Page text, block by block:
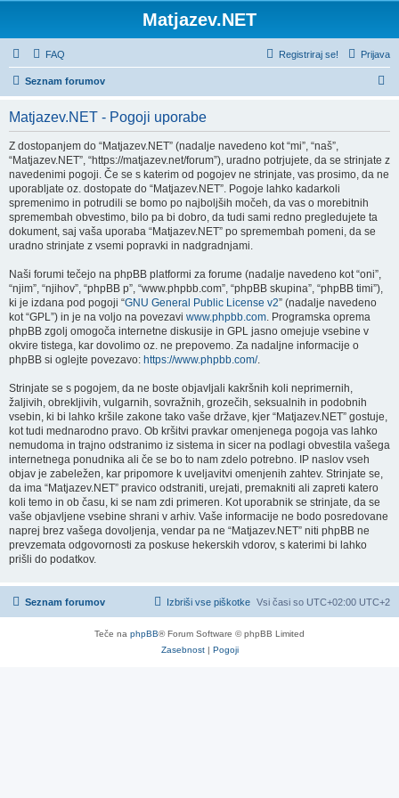
Matjazev.NET
FAQ Prijava
Registriraj se!
Seznam forumov
n
Matjazev.NET - Pogoji uporabe
Z dostopanjem do “Matjazev.NET” (nadalje navedeno kot “mi”, “naš”,
“Matjazev.NET”, “https://matjazev.net/forum”), uradno potrjujete, da se strinjate z
navedenimi pogoji. Če se s katerim od pogojev ne strinjate, vas prosimo, da ne
uporabljate oz. dostopate do “Matjazev.NET”. Pogoje lahko kadarkoli
spremenimo in potrudili se bomo po najboljših močeh, da vas o morebitnih
spremembah obvestimo, bilo pa bi dobro, da tudi sami redno pregledujete ta
dokument, saj vaša uporaba “Matjazev.NET” po spremembah pomeni, da se
uradno strinjate z vsemi popravki in nadgradnjami.
Naši forumi tečejo na phpBB platformi za forume (nadalje navedeno kot “oni”,
“njim”, “njihov”, “phpBB p”, “www.phpbb.com”, “phpBB skupina”, “phpBB timi”),
ki je izdana pod pogoji “GNU General Public License v2” (nadalje navedeno
kot “GPL”) in je na voljo na povezavi www.phpbb.com. Programska oprema
phpBB zgolj omogoča internetne diskusije in GPL jasno omejuje vsebine v
okvire tistega, kar dovolimo oz. ne prepovemo. Za nadaljne informacije o
phpBB si oglejte povezavo: https://www.phpbb.com/.
Strinjate se s pogojem, da ne boste objavljali kakršnih koli neprimernih,
žaljivih, obrekljivih, vulgarnih, sovražnih, grozečih, seksualnih in podobnih
vsebin, ki bi lahko kršile zakone tako vaše države, kjer “Matjazev.NET” gostuje,
kot tudi mednarodno pravo. Ob kršitvi pravkar omenjenega pogoja vas lahko
nemudoma in trajno odstranimo iz sistema in sicer na podlagi obvestila vašega
internetnega ponudnika ali če se bo to nam zdelo potrebno. IP naslov vseh
objav je zabeležen, kar pripomore k uveljavitvi omenjenih zahtev. Strinjate se,
da ima “Matjazev.NET” pravico odstraniti, urejati, premakniti ali zapreti katero
koli temo in ob času, ki se nam zdi primeren. Kot uporabnik se strinjate, da se
vaše objavljene vsebine shrani v arhiv. Vaše informacije ne bodo posredovane
naprej brez vašega dovoljenja, vendar pa ne “Matjazev.NET” niti phpBB ne
prevzemata odgovornosti za poskuse hekerskih vdorov, s katerimi bi lahko
prišli do podatkov.
Seznam forumov Vsi časi so UTC+02:00 UTC+2
Izbriši vse piškotke
Teče na phpBB® Forum Software © phpBB Limited
Zasebnost| Pogoji